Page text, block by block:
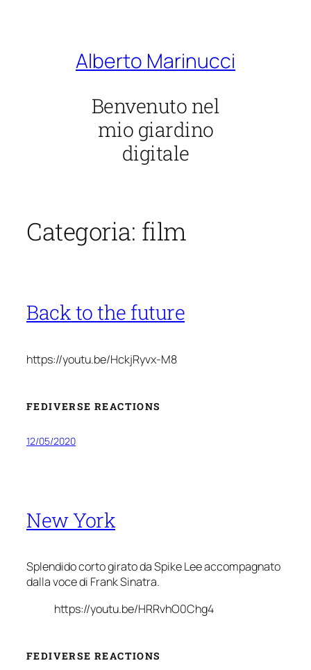
Alberto Marinucci
Benvenuto nel
mio giardino
digitale
Categoria: film
Back to the future
https://youtu.be/HckjRyvx-M8
FEDIVERSE REACTIONS
12/05/2020
New York
Splendido corto girato da Spike Lee accompagnato
dalla voce di Frank Sinatra.
https://youtu.be/HRRvhO0Chg4
FEDIVERSE REACTIONS